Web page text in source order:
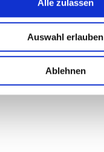
Alle zulassen
Auswahl erlauben
Ablehnen